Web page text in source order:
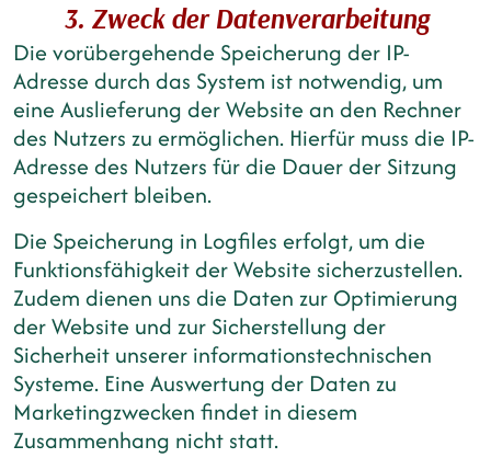
3. Zweck der Datenverarbeitung
Die vorübergehende Speicherung der IP-
Adresse durch das System ist notwendig, um
eine Auslieferung der Website an den Rechner
des Nutzers zu ermöglichen. Hierfür muss die IP-
Adresse des Nutzers für die Dauer der Sitzung
gespeichert bleiben.
Die Speicherung in Logfiles erfolgt, um die
Funktionsfähigkeit der Website sicherzustellen.
Zudem dienen uns die Daten zur Optimierung
der Website und zur Sicherstellung der
Sicherheit unserer informationstechnischen
Systeme. Eine Auswertung der Daten zu
Marketingzwecken findet in diesem
Zusammenhang nicht statt.